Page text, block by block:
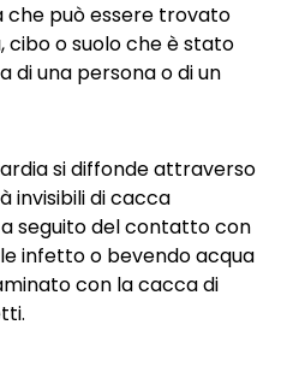
che può essere trovato
cibo o suolo che è stato
una persona o di un
si diffonde attraverso
invisibili di cacca
seguito del contatto con
infetto o bevendo acqua
con la cacca di